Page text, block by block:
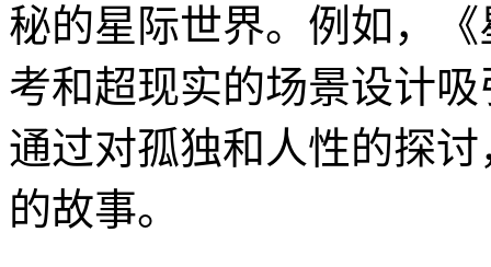
秘的星际世界。例如，
考和超现实的场景设计
通过对孤独和人性的探
的故事。